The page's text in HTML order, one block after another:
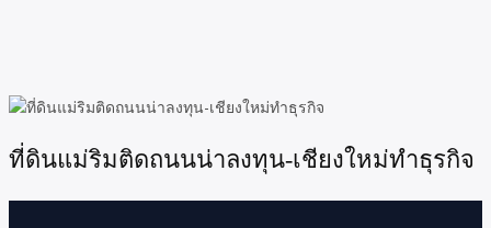
ที่ดินแม่ริมติดถนนน่าลงทุน-เชียงใหม่ทำธุรกิจ